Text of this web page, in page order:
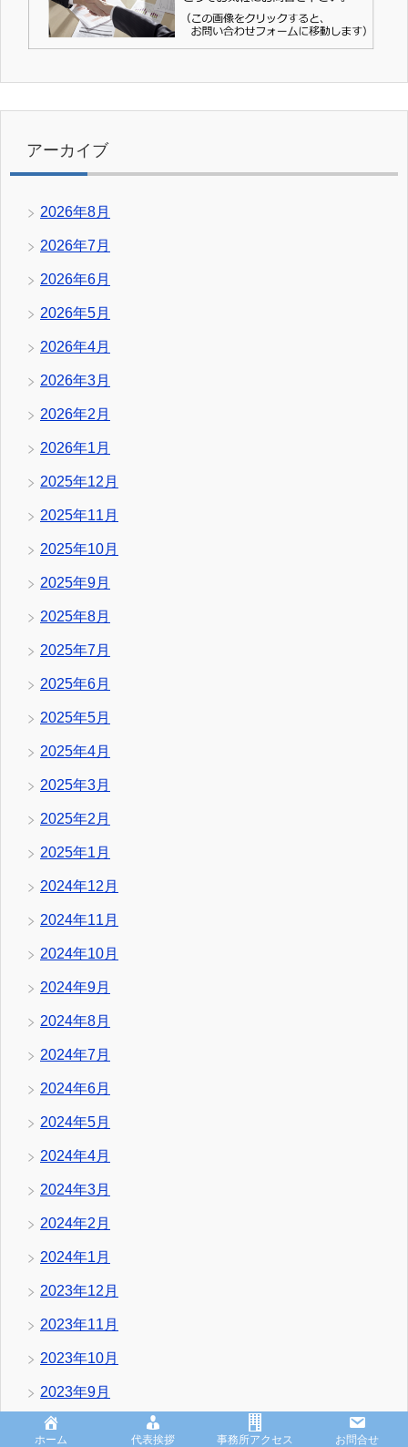
アーカイブ
2026年8月
2026年7月
2026年6月
2026年5月
2026年4月
2026年3月
2026年2月
2026年1月
2025年12月
2025年11月
2025年10月
2025年9月
2025年8月
2025年7月
2025年6月
2025年5月
2025年4月
2025年3月
2025年2月
2025年1月
2024年12月
2024年11月
2024年10月
2024年9月
2024年8月
2024年7月
2024年6月
2024年5月
2024年4月
2024年3月
2024年2月
2024年1月
2023年12月
2023年11月
2023年10月
2023年9月
2023年8月
ホーム 代表挨拶 事務所アクセス お問合せ